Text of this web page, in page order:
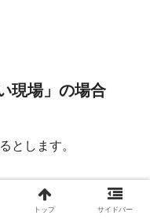
現場」の場合
とします。
トップ サイドバー